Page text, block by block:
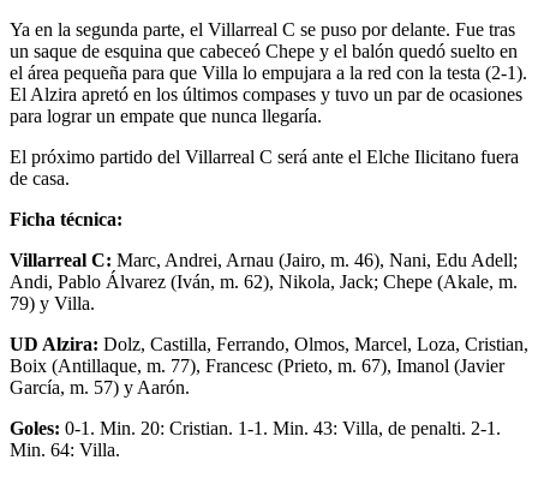
Ya en la segunda parte, el Villarreal C se puso por delante. Fue tras
un saque de esquina que cabeceó Chepe y el balón quedó suelto en
el área pequeña para que Villa lo empujara a la red con la testa (2-1).
El Alzira apretó en los últimos compases y tuvo un par de ocasiones
para lograr un empate que nunca llegaría.
El próximo partido del Villarreal C será ante el Elche Ilicitano fuera
de casa.
Ficha técnica:
Villarreal C: Marc, Andrei, Arnau (Jairo, m. 46), Nani, Edu Adell;
Andi, Pablo Álvarez (Iván, m. 62), Nikola, Jack; Chepe (Akale, m.
79) y Villa.
UD Alzira: Dolz, Castilla, Ferrando, Olmos, Marcel, Loza, Cristian,
Boix (Antillaque, m. 77), Francesc (Prieto, m. 67), Imanol (Javier
García, m. 57) y Aarón.
Goles: 0-1. Min. 20: Cristian. 1-1. Min. 43: Villa, de penalti. 2-1.
Min. 64: Villa.